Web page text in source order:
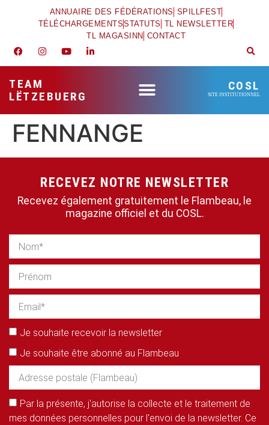
ANNUAIRE DES FÉDÉRATIONS SPILLFEST
TÉLÉCHARGEMENTSSTATUTS TL NEWSLETTER
TL MAGASINN CONTACT
TEAM
LËTZEBUERG
COSL
SITE INSTITUTIONNEL
FENNANGE
RECEVEZ NOTRE NEWSLETTER
Recevez également gratuitement le Flambeau, le
magazine officiel et du COSL.
Je souhaite recevoir la newsletter
Je souhaite être abonné au Flambeau
Par la présente, j'autorise la collecte et le traitement de
mes données personnelles pour l'envoi de la newsletter. Ce